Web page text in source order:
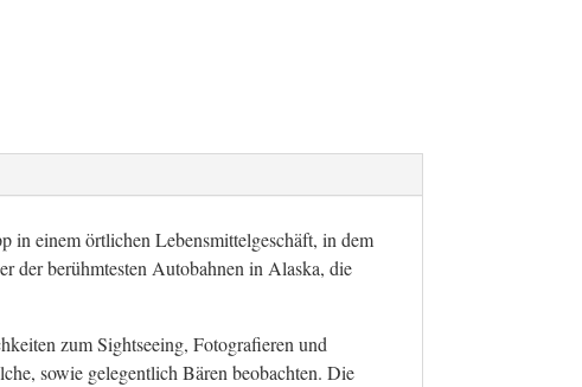
in einem örtlichen Lebensmittelgeschäft, in dem
der berühmtesten Autobahnen in Alaska, die
zum Sightseeing, Fotografieren und
sowie gelegentlich Bären beobachten. Die